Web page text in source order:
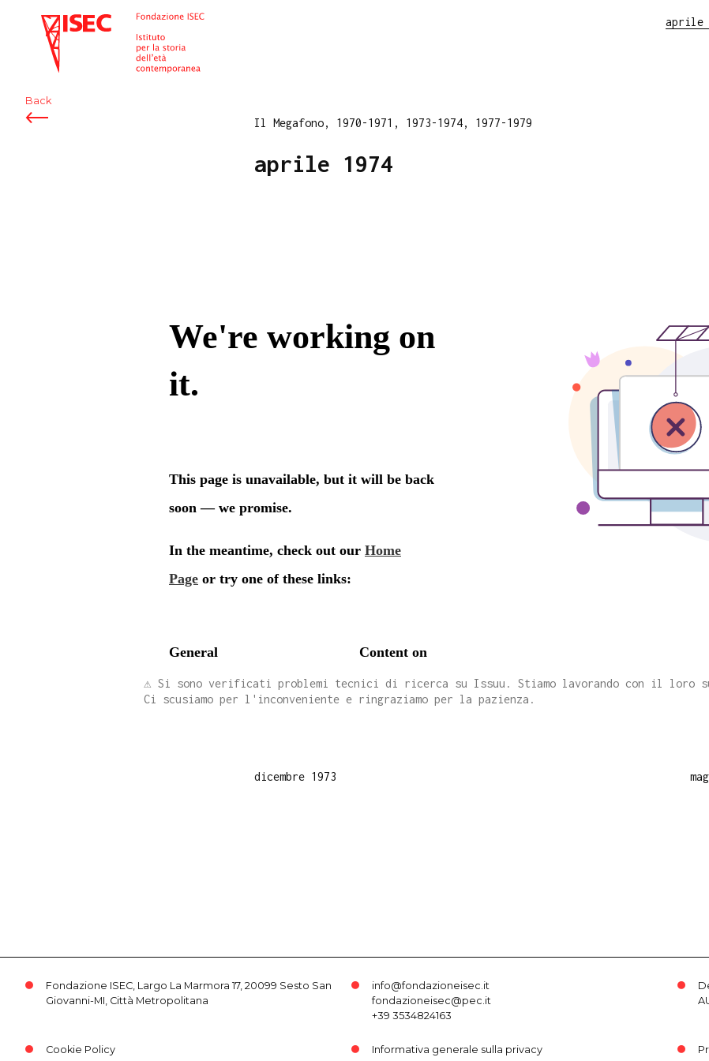
ISEC aprile
Back
Il Megafono, 1970-1971, 1973-1974, 1977-1979
aprile 1974
⚠️ Si sono verificati problemi tecnici di ricerca su Issuu. Stiamo lavorando con il loro
Ci scusiamo per l'inconveniente e ringraziamo per la pazienza.
dicembre 1973
Fondazione ISEC, Largo La Marmora 17, 20099 Sesto San
Giovanni-MI, Città Metropolitana
info@fondazioneisec.it
fondazioneisec@pec.it
+39 3534824163
Cookie Policy Informativa generale sulla privacy